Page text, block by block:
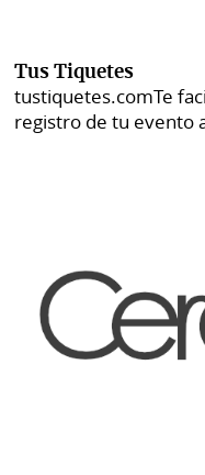
Tus Tiquetes
tustiquetes.comTe
registro de tu evento